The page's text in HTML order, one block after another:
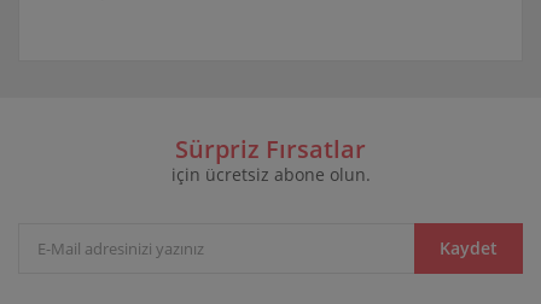
Yorum Yaz
Ürün resmi kalitesiz, bozuk veya görüntülenemiyor.
Ürün bilgilerinde hatalar bulunuyor.
Sürpriz Fırsatlar
için ücretsiz abone olun.
Kaydet